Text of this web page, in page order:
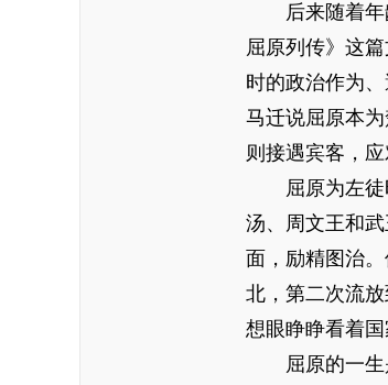
后来随着年龄
屈原列传》这
时的政治作为
马迁说屈原本
则接遇宾客，
屈原为左徒时
汤、周文王和
面，励精图治
北，第二次流
想眼睁睁看着
屈原的一生是